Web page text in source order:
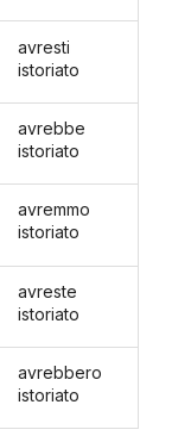
avresti
istoriato
avrebbe
istoriato
avremmo
istoriato
avreste
istoriato
avrebbero
istoriato